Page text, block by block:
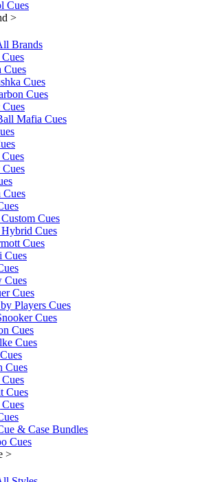
Cues
>
Brands
Cues
Cues
Cues
Cues
Mafia Cues
Cues
Cues
Cues
Cues
Cues
Cues
Cues
Cues
Players Cues
Cues
Cues
Cues
Cues
Cues
Cues
& Case Bundles
Cues
>